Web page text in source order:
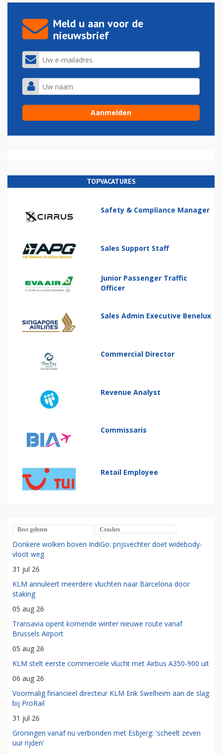
Meld u aan voor de
nieuwsbrief
TOPVACATURES
Safety & Compliance Manager
Sales Support Staff
Junior Passenger Traffic
Officer
Sales Admin Executive Benelux
Commercial Director
Revenue Analyst
Commissaris
Retail Employee
Best gelezen Crashes
Donkere wolken boven IndiGo: prijsvechter doet widebody-
vloot weg
31 jul 26
KLM annuleert meerdere vluchten naar Barcelona door
staking
05 aug 26
Transavia opent komende winter nieuwe route vanaf
Brussels Airport
05 aug 26
KLM stelt eerste commerciële vlucht met Airbus A350-900 uit
06 aug 26
Voormalig financieel directeur KLM Erik Swelheim aan de slag
bij ProRail
31 jul 26
Groningen vanaf nu verbonden met Esbjerg: 'scheelt zeven
uur rijden'